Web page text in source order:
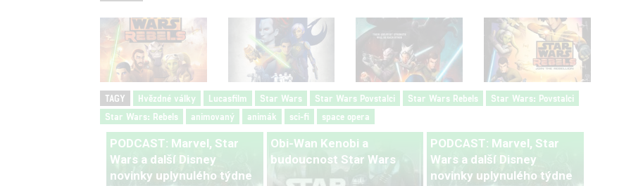
TAGY Hvězdné války Lucasfilm Star Wars Star Wars Povstalci Star Wars Rebels
Star Wars: Povstalci
Star Wars: Rebels
animovaný animák sci-fi space opera
PODCAST: Marvel, Star
Wars a další Disney
novinky uplynulého týdne
Obi-Wan Kenobi a
budoucnost Star Wars
PODCAST: Marvel, Star
Wars a další Disney
novinky uplynulého týdne